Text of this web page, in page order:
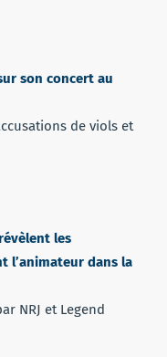
son concert au
de viols et
les
l’animateur dans la
NRJ et Legend